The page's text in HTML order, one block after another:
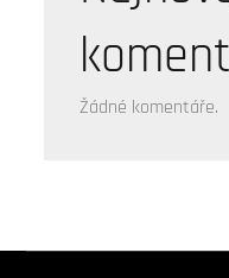
Žádné komentáře.